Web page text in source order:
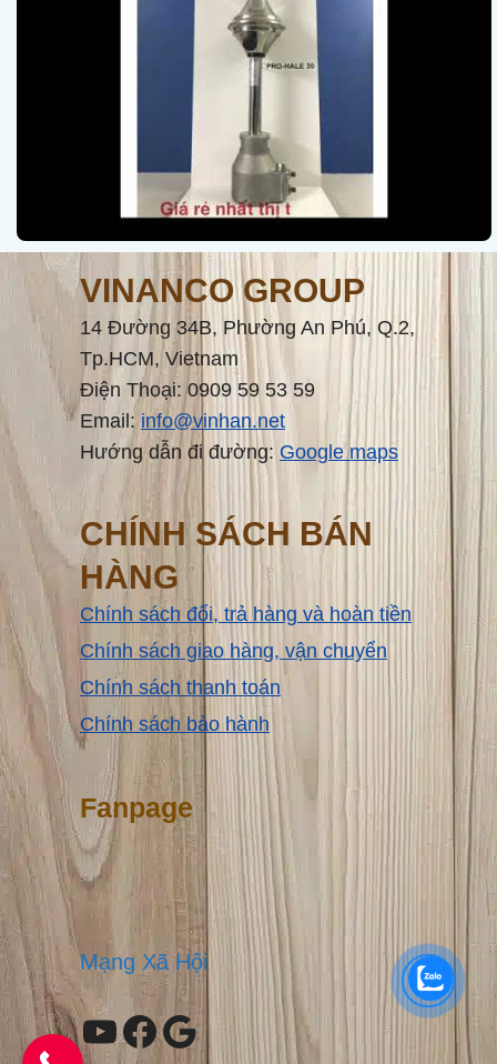
VINANCO GROUP
14 Đường 34B, Phường An Phú, Q.2,
Tp.HCM, Vietnam
Điện Thoại: 0909 59 53 59
Email: info@vinhan.net
Hướng dẫn đi đường: Google maps
CHÍNH SÁCH BÁN
HÀNG
Chính sách đổi, trả hàng và hoàn tiền
Chính sách giao hàng, vận chuyển
Chính sách thanh toán
Chính sách bảo hành
Fanpage
Mạng Xã Hội
Youtube
Facebook
Google